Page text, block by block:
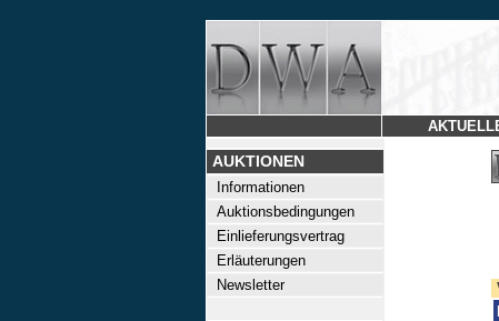
AUKTIONEN
Informationen
Auktionsbedingungen
Einlieferungsvertrag
Erläuterungen
Newsletter